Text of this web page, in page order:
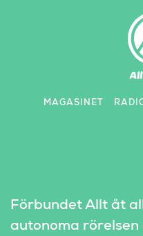
MAGASINET
Förbundet Allt åt
autonoma